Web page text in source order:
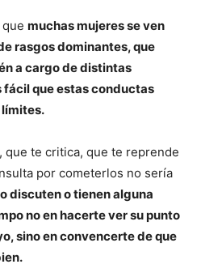
muchas mujeres se ven
rasgos dominantes, que
a cargo de distintas
fácil que estas conductas
que te critica, que te reprende
por cometerlos no sería
discuten o tienen alguna
no en hacerte ver su punto
sino en convencerte de que